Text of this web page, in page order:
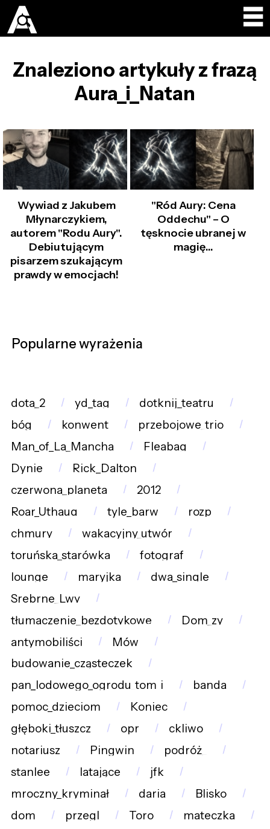
Znaleziono artykuły z frazą
Aura_i_Natan
Wywiad z Jakubem
Młynarczykiem,
autorem "Rodu Aury".
Debiutującym
pisarzem szukającym
prawdy w emocjach!
"Ród Aury: Cena
Oddechu" – O
tęsknocie ubranej w
magię...
Popularne wyrażenia
dota_2 yd_tag
dotknij_teatru
bóg
konwent
przebojowe_trio
Man_of_La_Mancha
Fleabag
Dynie
Rick_Dalton
czerwona_planeta
2012
Roar_Uthaug
tyle_barw
rozp
chmury
wakacyjny_utwór
toruńska_starówka
fotograf
lounge
maryjka
dwa_single
Srebrne_Lwy
tłumaczenie_bezdotykowe
Dom_zy
antymobiliści
Mów
budowanie_cząsteczek
pan_lodowego_ogrodu_tom_i
banda
pomoc_dzieciom
Koniec
głęboki_tłuszcz
opr
ckliwo
notariusz
Pingwin
podróż_
stanlee
latające
jfk
mroczny_kryminał
daria
Blisko
dom
przegl Toro
mateczka